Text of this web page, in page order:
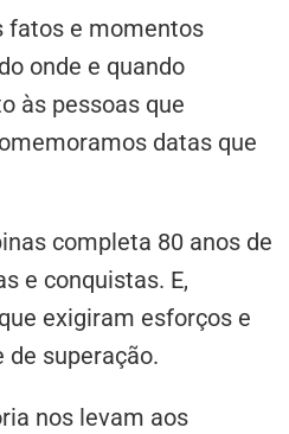
fatos e momentos
onde e quando
às pessoas que
datas que
completa 80 anos de
e conquistas. E,
exigiram esforços e
de superação.
nos levam aos